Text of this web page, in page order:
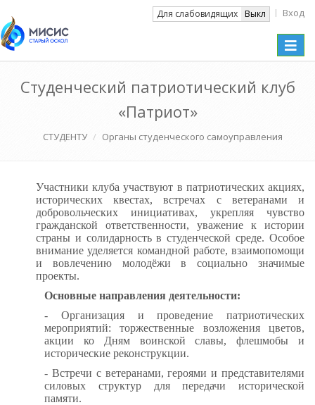
Для слабовидящих Выкл Вход
Toggle
Студенческий патриотический клуб
«Патриот»
СТУДЕНТУ Органы студенческого самоуправления
Участники клуба участвуют в патриотических акциях,
исторических квестах, встречах с ветеранами и
добровольческих инициативах, укрепляя чувство
гражданской ответственности, уважение к истории
страны и солидарность в студенческой среде. Особое
внимание уделяется командной работе, взаимопомощи
и вовлечению молодёжи в социально значимые
проекты.
Основные направления деятельности:
- Организация и проведение патриотических
мероприятий: торжественные возложения цветов,
акции ко Дням воинской славы, флешмобы и
исторические реконструкции.
- Встречи с ветеранами, героями и представителями
силовых структур для передачи исторической
памяти.